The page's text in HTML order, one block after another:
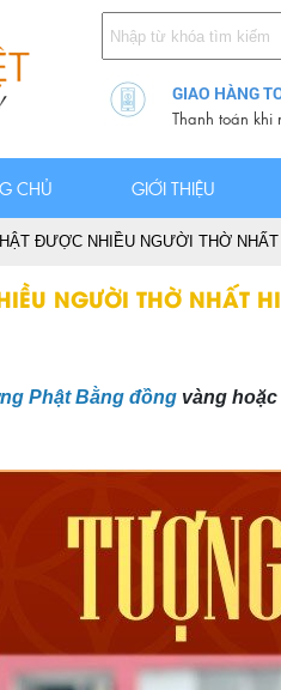
GIAO HÀNG
Thanh toán khi
CHỦ GIỚI THIỆU
ĐƯỢC NHIỀU NGƯỜI THỜ NHẤT
NGƯỜI THỜ NHẤT
Phật Bằng đồng vàng